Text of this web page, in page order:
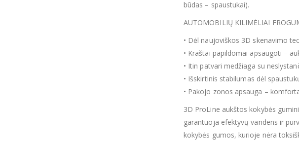
būdas – spaustukai).
AUTOMOBILIŲ KILIMĖLIAI
• Dėl naujoviškos 3D skenavimo
• Kraštai papildomai apsaugoti –
• Itin patvari medžiaga su
• Išskirtinis stabilumas dėl
• Pakojo zonos apsauga –
3D ProLine aukštos kokybės
garantuoja efektyvų vandens ir
kokybės gumos, kurioje nėra